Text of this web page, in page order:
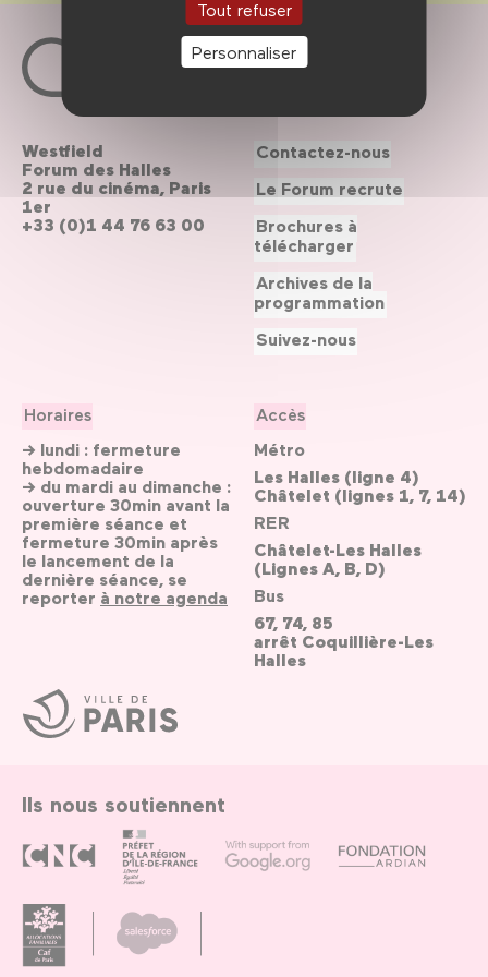
Tout refuser
Personnaliser
Ville
de
Paris
Westfield
Forum des Halles
2 rue du cinéma, Paris
1er
+33 (0)1 44 76 63 00
Horaires
→ lundi : fermeture
hebdomadaire
→ du mardi au dimanche :
ouverture 30min avant la
première séance et
fermeture 30min après
le lancement de la
dernière séance, se
reporter à notre agenda
Accès
Métro
Les Halles (ligne 4)
Châtelet (lignes 1, 7, 14)
RER
Châtelet-Les Halles
(Lignes A, B, D)
Bus
67, 74, 85
arrêt Coquillière-Les
Halles
Contactez-nous
Le Forum recrute
Brochures à
télécharger
Archives de la
programmation
Suivez-nous
Ils nous soutiennent